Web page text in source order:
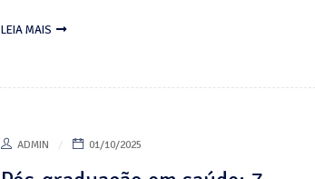
LEIA MAIS
ADMIN 01/10/2025